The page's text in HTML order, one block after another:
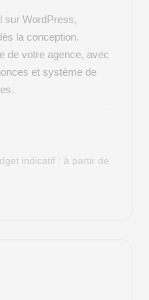
sur WordPress,
la conception.
de votre agence, avec
et système de
indicatif : à partir de